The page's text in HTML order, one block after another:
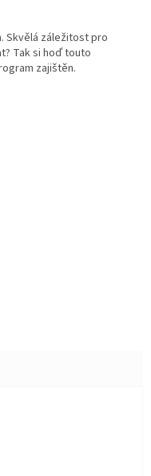
Skvělá záležitost pro
Tak si hoď touto
zajištěn.
5 hvězdiček.